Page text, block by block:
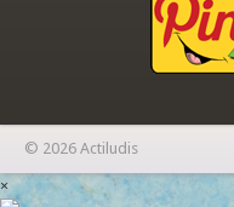
© 2026 Actiludis
×